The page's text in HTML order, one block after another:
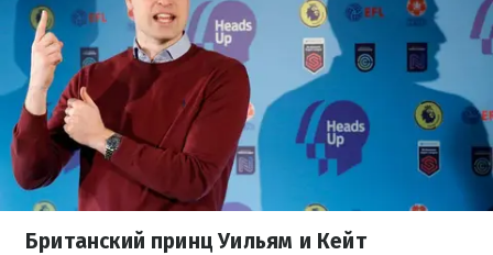
Британский принц Уильям и Кейт